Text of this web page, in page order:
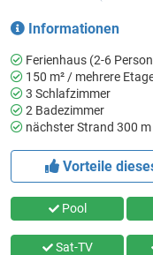
Informationen
Ferienhaus (2-6
150 m² / mehrere
3 Schlafzimmer
2 Badezimmer
nächster Strand 300 m
Vorteile
Pool
Sat-TV